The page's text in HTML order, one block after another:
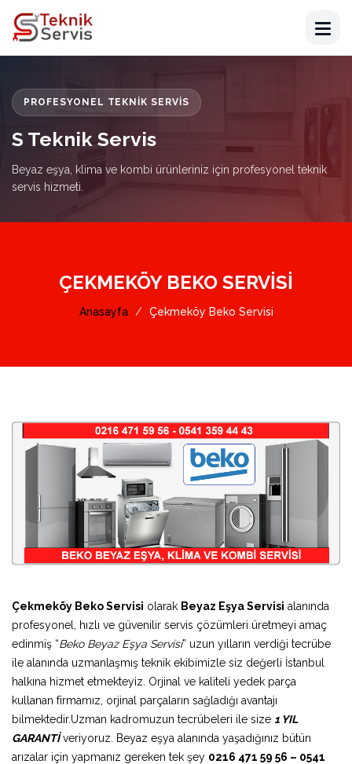
PROFESYONEL TEKNIK SERVIS
S Teknik Servis
Beyaz eşya, klima ve kombi ürünleriniz için profesyonel teknik
servis hizmeti.
ÇEKMEKÖY BEKO SERVISI
Anasayfa Çekmeköy Beko Servisi
Çekmeköy Beko Servisi olarak Beyaz Eşya Servisi alanında
profesyonel, hızlı ve güvenilir servis çözümleri üretmeyi amaç
edinmiş “Beko Beyaz Eşya Servisi” uzun yılların verdiği tecrübe
ile alanında uzmanlaşmış teknik ekibimizle siz değerli İstanbul
halkına hizmet etmekteyiz. Orjinal ve kaliteli yedek parça
kullanan firmamız, orjinal parçaların sağladığı avantajı
bilmektedir.Uzman kadromuzun tecrübeleri ile size 1 YIL
GARANTİveriyoruz. Beyaz eşya alanında yaşadığınız bütün
arızalar için yapmanız gereken tek şey 0216 471 59 56 – 0541